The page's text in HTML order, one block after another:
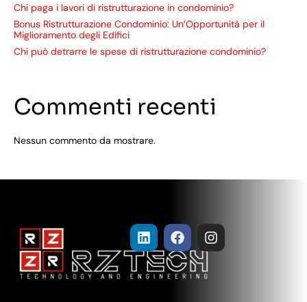
Chi paga i lavori di ristrutturazione in condominio?
Bonus Ristrutturazione Condominio: Un’Opportunità per il
Miglioramento degli Edifici
Chi può detrarre le spese di ristrutturazione condominio?
Commenti recenti
Nessun commento da mostrare.